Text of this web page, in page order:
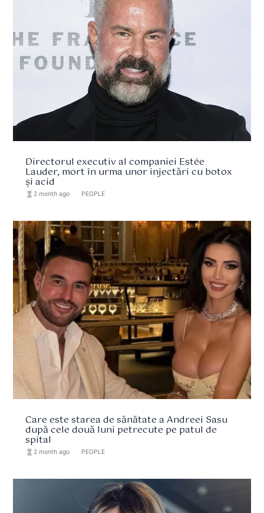
Directorul executiv al companiei Estée
Lauder, mort în urma unor injectări cu botox
și acid
hourglass_full 2 month ago PEOPLE
Care este starea de sănătate a Andreei Sasu
după cele două luni petrecute pe patul de
spital
hourglass_full 2 month ago PEOPLE